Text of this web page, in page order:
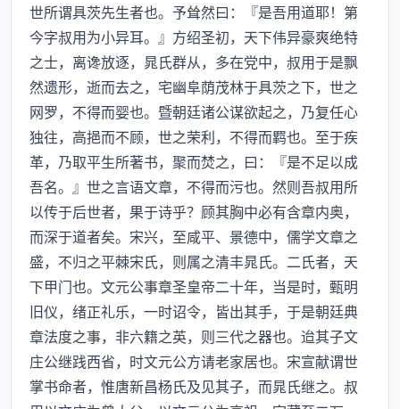
世所谓具茨先生者也。予耸然曰：『是吾用道耶！第
今字叔用为小异耳。』方绍圣初，天下伟异豪爽绝特
之士，离谗放逐，晁氏群从，多在党中，叔用于是飘
然遗形，逝而去之，宅幽阜荫茂林于具茨之下，世之
网罗，不得而婴也。暨朝廷诸公谋欲起之，乃复任心
独往，高挹而不顾，世之荣利，不得而羁也。至于疾
革，乃取平生所著书，聚而焚之，曰：『是不足以成
吾名。』世之言语文章，不得而污也。然则吾叔用所
以传于后世者，果于诗乎？顾其胸中必有含章内奥，
而深于道者矣。宋兴，至咸平、景德中，儒学文章之
盛，不归之平棘宋氏，则属之清丰晁氏。二氏者，天
下甲门也。文元公事章圣皇帝二十年，当是时，甄明
旧仪，绪正礼乐，一时诏令，皆出其手，于是朝廷典
章法度之事，非六籍之英，则三代之器也。迨其子文
庄公继践西省，时文元公方请老家居也。宋宣献谓世
掌书命者，惟唐新昌杨氏及见其子，而晁氏继之。叔